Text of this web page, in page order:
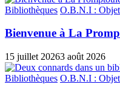
Bibliothèques O.B.N.I :
Bienvenue à La
15 juillet 20263 août 2026
Bibliothèques O.B.N.I :